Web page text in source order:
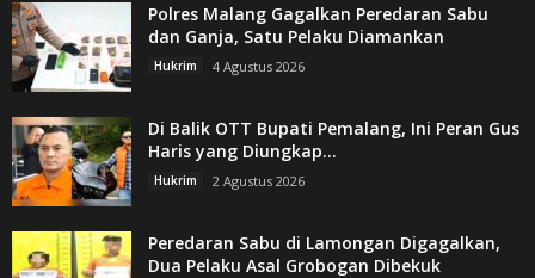
Polres Malang Gagalkan Peredaran Sabu
dan Ganja, Satu Pelaku Diamankan
Hukrim 4 Agustus 2026
Di Balik OTT Bupati Pemalang, Ini Peran Gus
Haris yang Diungkap...
Hukrim 2 Agustus 2026
Peredaran Sabu di Lamongan Digagalkan,
Dua Pelaku Asal Grobogan Dibekuk